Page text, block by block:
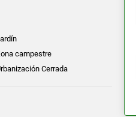
campestre
Cerrada